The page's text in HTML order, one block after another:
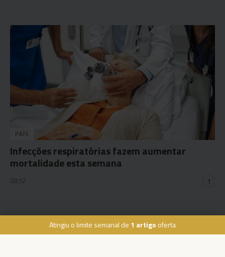
Atingiu o limite semanal de 1 artigo oferta
PAÍS
Infecções respiratórias fazem aumentar
mortalidade esta semana
08:52 1